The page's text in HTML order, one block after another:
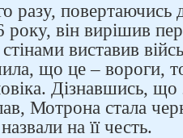
разу, повертаючись
року, він вирішив
виставив
що це – вороги,
Дізнавшись, що
Мотрона стала
на її честь.